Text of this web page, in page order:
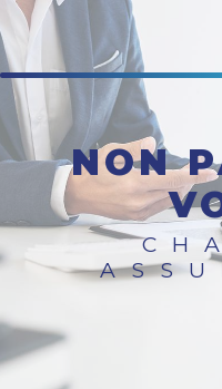
NON PAIEMENT
CHABORD
Panneau de gestion des